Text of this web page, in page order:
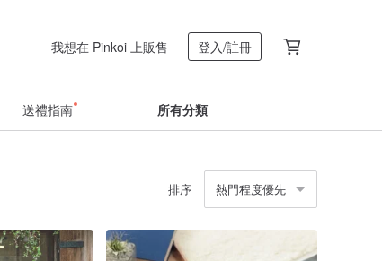
我想在 Pinkoi 上販售 登入/註冊
送禮指南 所有分類
排序 熱門程度優先